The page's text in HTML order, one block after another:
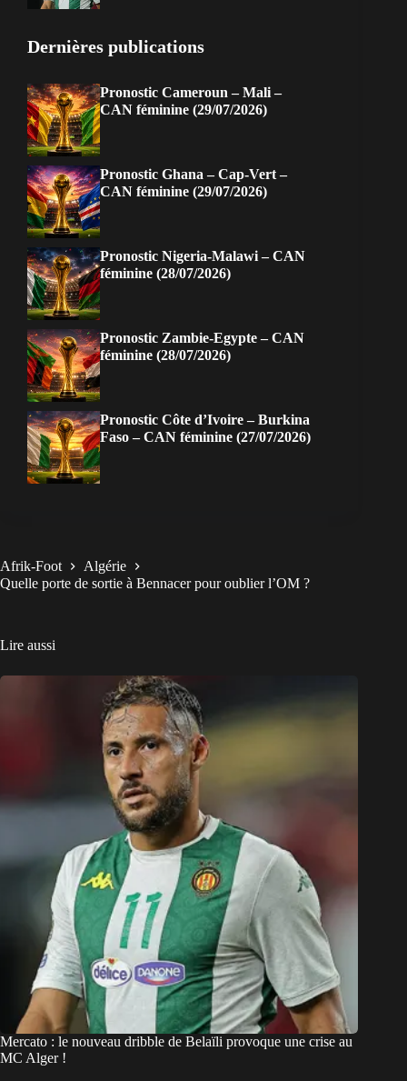
Dernières publications
Pronostic Cameroun – Mali –
CAN féminine (29/07/2026)
Pronostic Ghana – Cap-Vert –
CAN féminine (29/07/2026)
Pronostic Nigeria-Malawi – CAN
féminine (28/07/2026)
Pronostic Zambie-Egypte – CAN
féminine (28/07/2026)
Pronostic Côte d’Ivoire – Burkina
Faso – CAN féminine (27/07/2026)
Afrik-Foot
Algérie
Quelle porte de sortie à Bennacer pour oublier l’OM ?
Lire aussi
Mercato : le nouveau dribble de Belaïli provoque une crise au
MC Alger !